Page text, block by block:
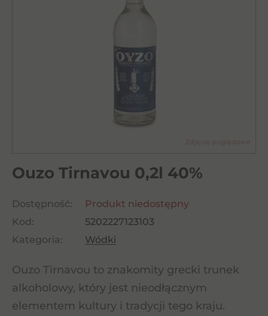
Ouzo Tirnavou 0,2l 40%
Dostępność:
Produkt niedostępny
Kod:
5202227123103
Kategoria:
Wódki
Ouzo Tirnavou to znakomity grecki trunek
alkoholowy, który jest nieodłącznym
elementem kultury i tradycji tego kraju.